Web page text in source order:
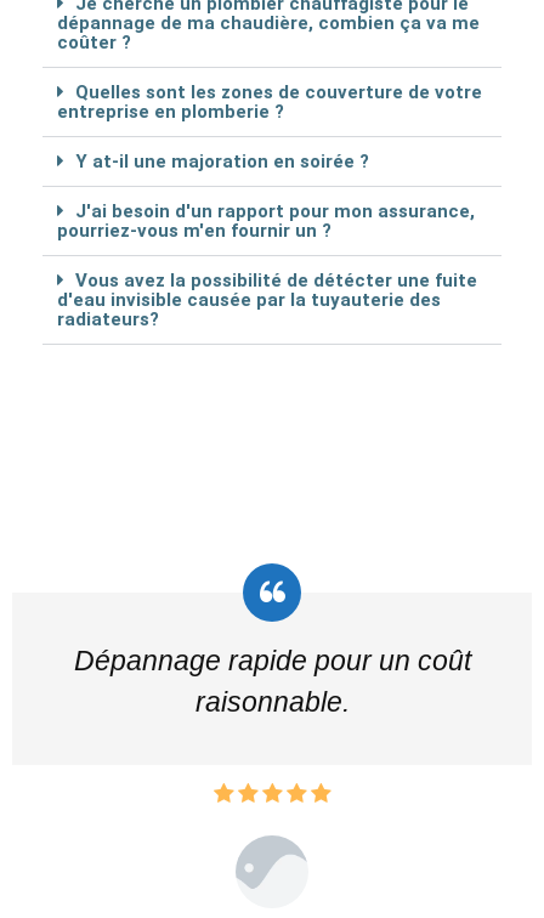
dépannage de ma chaudière, combien ça va me
coûter ?
Quelles sont les zones de couverture de votre
entreprise en plomberie ?
Y at-il une majoration en soirée ?
J'ai besoin d'un rapport pour mon assurance,
pourriez-vous m'en fournir un ?
Vous avez la possibilité de détécter une fuite
d'eau invisible causée par la tuyauterie des
radiateurs?
Dépannage rapide pour un coût
raisonnable.